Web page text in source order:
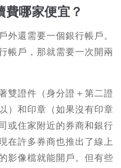
費哪家便宜？
外還需要一個銀行帳戶。
帳戶，那就需要一次開兩
雙證件（身分證＋第二證
）和印章（如果沒有印章
或住家附近的券商和銀行
在許多券商也推出了線上
影像檔就能開戶。但有些